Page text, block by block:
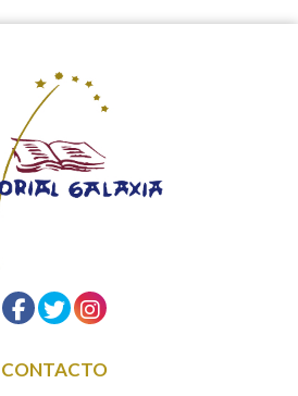
CONTACTO